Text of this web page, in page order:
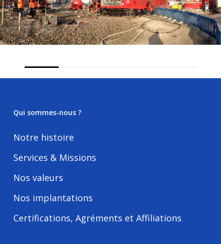
Qui sommes-nous ?
Notre histoire
Services & Missions
Nos valeurs
Nos implantations
Certifications, Agréments et Affiliations